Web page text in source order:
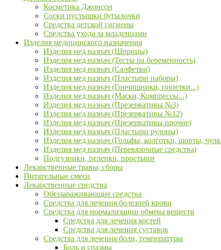
Косметика Джонсон
Соски пустышки бутылочки
Средства детской гигиены
Средства ухода за младенцами
Изделия медицинского назначения
Изделия мед назнач (Шприцы)
Изделия мед назнач (Тесты на беременность)
Изделия мед назнач (Салфетки)
Изделия мед назнач (Пластыри наборы)
Изделия мед назнач (Горчишники, пипетки...)
Изделия мед назнач (Маски, Компрессы...)
Изделия мед назнач (Презервативы №3)
Изделия мед назнач (Презервативы №12)
Изделия мед назнач (Презервативы прочие)
Изделия мед назнач (Пластыри рулоны)
Изделия мед назнач (Гольфы, колготки, шорты,
Изделия мед назнач (Перевязочные средства)
Подгузники, пеленки, простыни
Лекарственные травы, сборы
Питательные смеси
Лекарственные средства
Обеззараживающие средства
Средства для лечения болезней крови
Средства для нормализации обмена веществ
Средства для лечения костей
Средства для лечения суставов
Средства для лечения боли, температуры
Боль и спазмы